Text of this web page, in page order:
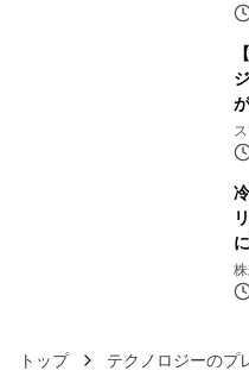
トップ テクノロジーのプ